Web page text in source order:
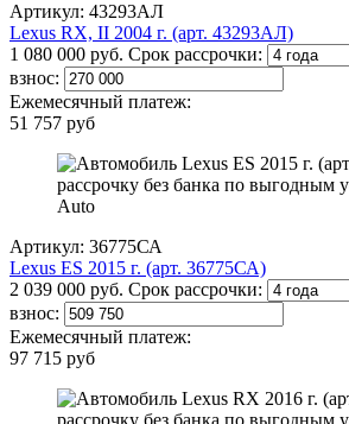
Артикул: 43293АЛ
Lexus RX, II 2004 г. (арт. 43293АЛ)
1 080 000 руб. Срок рассрочки:
взнос:
Ежемесячный платеж:
51 757 руб
Артикул: 36775СА
Lexus ES 2015 г. (арт. 36775СА)
2 039 000 руб. Срок рассрочки:
взнос:
Ежемесячный платеж:
97 715 руб